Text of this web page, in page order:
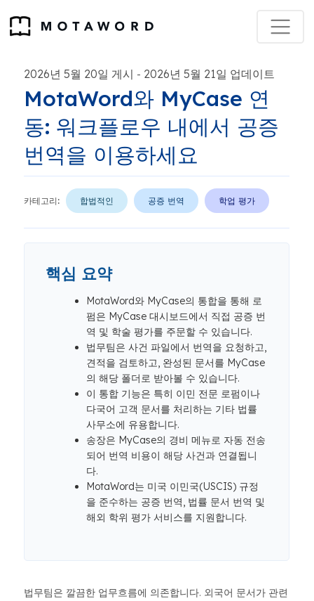
2026년 5월 20일 게시 - 2026년 5월 21일 업데이트
MotaWord와 MyCase 연
동: 워크플로우 내에서 공증
번역을 이용하세요
카테고리: 합법적인 공증 번역 학업 평가
핵심 요약
MotaWord와 MyCase의 통합을 통해 로
펌은 MyCase 대시보드에서 직접 공증 번
역 및 학술 평가를 주문할 수 있습니다.
법무팀은 사건 파일에서 번역을 요청하고,
견적을 검토하고, 완성된 문서를 MyCase
의 해당 폴더로 받아볼 수 있습니다.
이 통합 기능은 특히 이민 전문 로펌이나
다국어 고객 문서를 처리하는 기타 법률
사무소에 유용합니다.
송장은 MyCase의 경비 메뉴로 자동 전송
되어 번역 비용이 해당 사건과 연결됩니
다.
MotaWord는 미국 이민국(USCIS) 규정
을 준수하는 공증 번역, 법률 문서 번역 및
해외 학위 평가 서비스를 지원합니다.
법무팀은 깔끔한 업무흐름에 의존합니다. 외국어 문서가 관련